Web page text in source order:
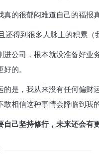
的很郁闷难道自己的福报
得到很多人脉上的积累（
公司，根本就没准备好业
的。
是，我从来没有任何偏
相信这种事情会降临到我的
己坚持修行，未来还会有